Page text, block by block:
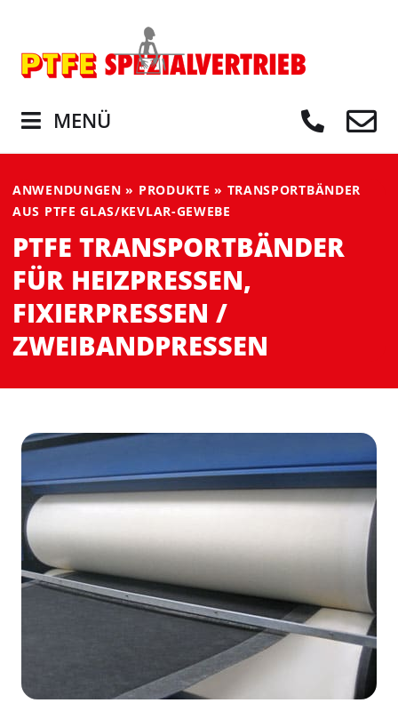
MENÜ
ANWENDUNGEN » PRODUKTE » TRANSPORTBÄNDER
AUS PTFE GLAS/KEVLAR-GEWEBE
PTFE TRANSPORTBÄNDER
FÜR HEIZPRESSEN,
FIXIERPRESSEN /
ZWEIBANDPRESSEN